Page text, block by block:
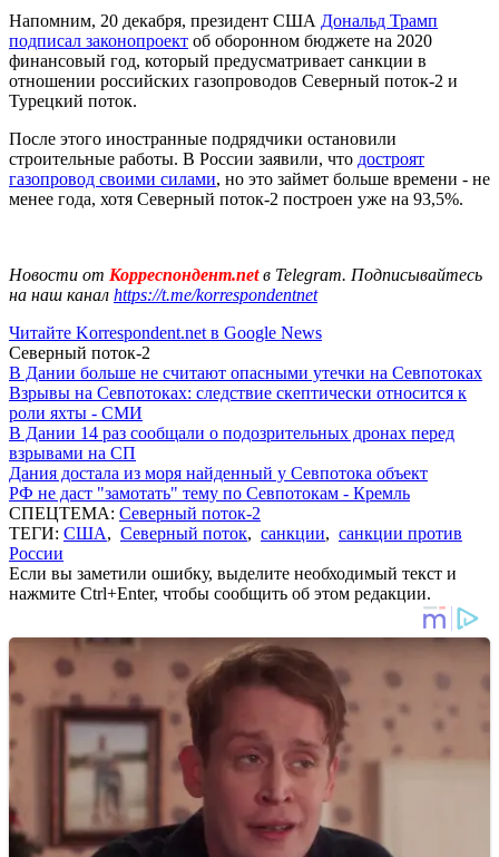
Напомним, 20 декабря, президент США Дональд Трамп
подписал законопроект об оборонном бюджете на 2020
финансовый год, который предусматривает санкции в
отношении российских газопроводов Северный поток-2 и
Турецкий поток.
После этого иностранные подрядчики остановили
строительные работы. В России заявили, что достроят
газопровод своими силами, но это займет больше времени - не
менее года, хотя Северный поток-2 построен уже на 93,5%.
Новости от Корреспондент.netв Telegram. Подписывайтесь
на наш канал https://t.me/korrespondentnet
Читайте Korrespondent.net в Google News
Северный поток-2
В Дании больше не считают опасными утечки на Севпотоках
Взрывы на Севпотоках: следствие скептически относится к
роли яхты - СМИ
В Дании 14 раз сообщали о подозрительных дронах перед
взрывами на СП
Дания достала из моря найденный у Севпотока объект
РФ не даст "замотать" тему по Севпотокам - Кремль
СПЕЦТЕМА: Северный поток-2
ТЕГИ: США, Северный поток, санкции, санкции против
России
Если вы заметили ошибку, выделите необходимый текст и
нажмите Ctrl+Enter, чтобы сообщить об этом редакции.